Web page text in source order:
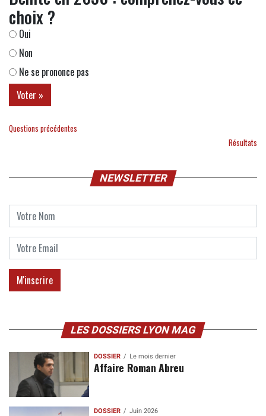
choix ?
Oui
Non
Ne se prononce pas
Questions précédentes
Résultats
NEWSLETTER
LES DOSSIERS LYON MAG
DOSSIER Le mois dernier
Affaire Roman Abreu
DOSSIER Juin 2026